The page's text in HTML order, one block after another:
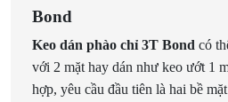
Bond
Keo dán phào chỉ 3T Bond có
với 2 mặt hay dán như keo ướt 1
hợp, yêu cầu đầu tiên là hai bề